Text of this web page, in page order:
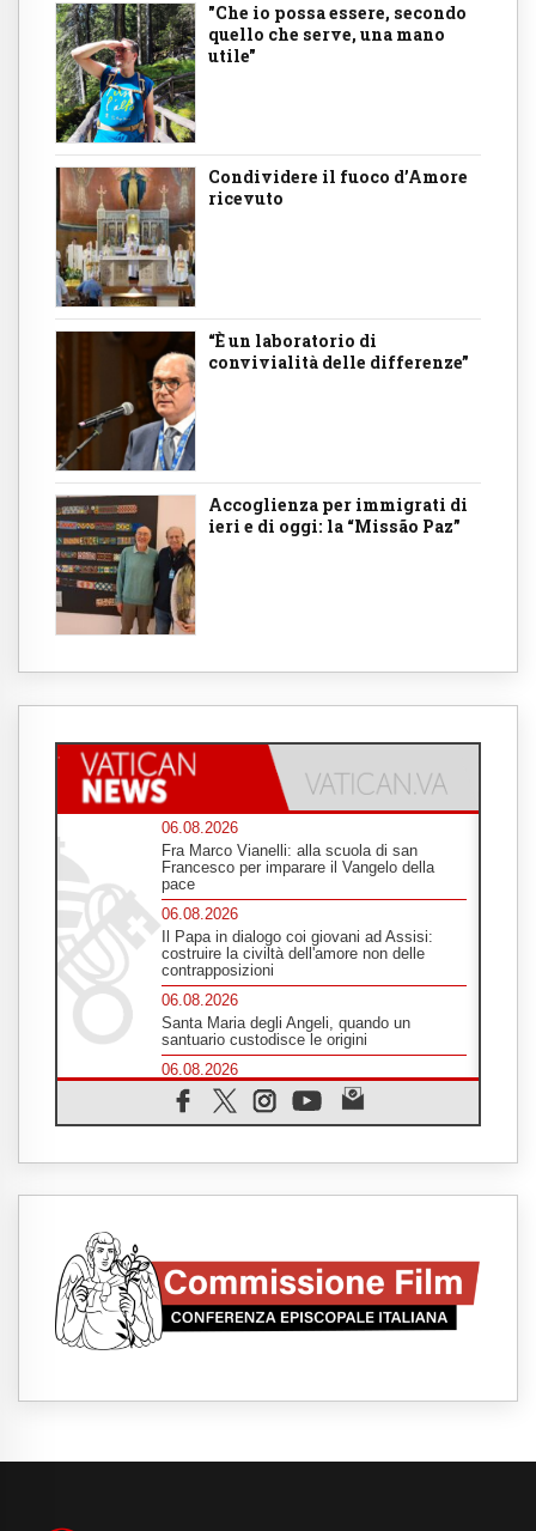
"Che io possa essere, secondo
quello che serve, una mano
utile"
Condividere il fuoco d’Amore
ricevuto
“È un laboratorio di
convivialità delle differenze”
Accoglienza per immigrati di
ieri e di oggi: la “Missão Paz”
06.08.2026
Fra Marco Vianelli: alla scuola di san
Francesco per imparare il Vangelo della
pace
06.08.2026
Il Papa in dialogo coi giovani ad Assisi:
costruire la civiltà dell'amore non delle
contrapposizioni
06.08.2026
Santa Maria degli Angeli, quando un
santuario custodisce le origini
06.08.2026
Libano, riprendono i colloqui di Roma tra
nuove tensioni e raid nel sud
Medio Oriente, intesa tra Iran e Oman sullo
stranieri
05.08.2026
Pizzaballa ad Assisi: i cristiani stanchi del
tira e molla delle trattative, vogliono pace
per affrontare le "sfide urgenti" di oggi